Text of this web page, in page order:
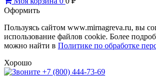
Оформить
Пользуясь сайтом www.mirnagreva.ru, вы
использование файлов cookie. Более
можно найти в Политике по обработке
Хорошо